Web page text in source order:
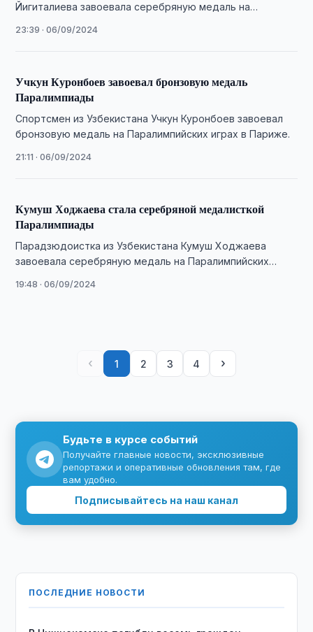
Йигиталиева завоевала серебряную медаль на
23:39 · 06/09/2024
Учкун Куронбоев завоевал бронзовую медаль
Паралимпиады
Спортсмен из Узбекистана Учкун Куронбоев завоевал
бронзовую медаль на Паралимпийских играх в Париже.
21:11 · 06/09/2024
Кумуш Ходжаева стала серебряной медалисткой
Паралимпиады
Парадзюдоистка из Узбекистана Кумуш Ходжаева
завоевала серебряную медаль на Паралимпийских
19:48 · 06/09/2024
‹ 1 2 3 4 ›
Будьте в курсе событий
Получайте главные новости, эксклюзивные
репортажи и оперативные обновления там, где
вам удобно.
Подписывайтесь на наш канал
ПОСЛЕДНИЕ НОВОСТИ